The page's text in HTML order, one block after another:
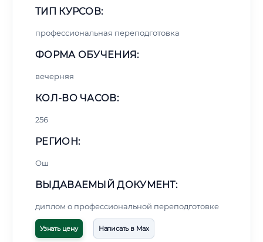
ТИП КУРСОВ:
профессиональная переподготовка
ФОРМА ОБУЧЕНИЯ:
вечерняя
КОЛ-ВО ЧАСОВ:
256
РЕГИОН:
Ош
ВЫДАВАЕМЫЙ ДОКУМЕНТ:
диплом о профессиональной переподготовке
Узнать цену Написать в Max